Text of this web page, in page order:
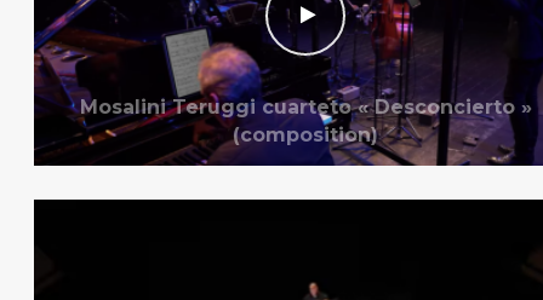
Mosalini Teruggi cuarteto « Desconcierto »
(composition)